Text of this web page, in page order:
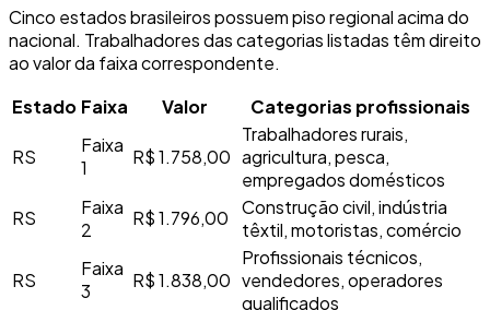
Cinco estados brasileiros possuem piso regional acima do
nacional. Trabalhadores das categorias listadas têm direito
ao valor da faixa correspondente.
Estado Faixa Valor Categorias profissionais
RS
Faixa
1
R$ 1.758,00
Trabalhadores rurais,
agricultura, pesca,
empregados domésticos
RS
Faixa
2
R$ 1.796,00
Construção civil, indústria
têxtil, motoristas, comércio
RS
Faixa
3
R$ 1.838,00
Profissionais técnicos,
vendedores, operadores
qualificados